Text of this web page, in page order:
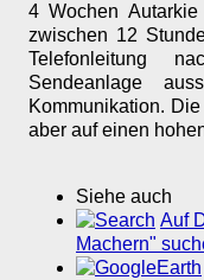
4 Wochen
zwischen 12
Telefonleitung
Sendeanlage
Kommunikation.
aber auf einen
Siehe auch
Auf
Machern"